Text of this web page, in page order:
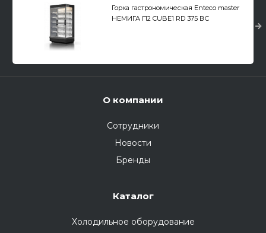
Горка гастрономическая Enteco master
НЕМИГА П2 CUBE1 RD 375 ВС
О компании
Сотрудники
Новости
Бренды
Каталог
Холодильное оборудование